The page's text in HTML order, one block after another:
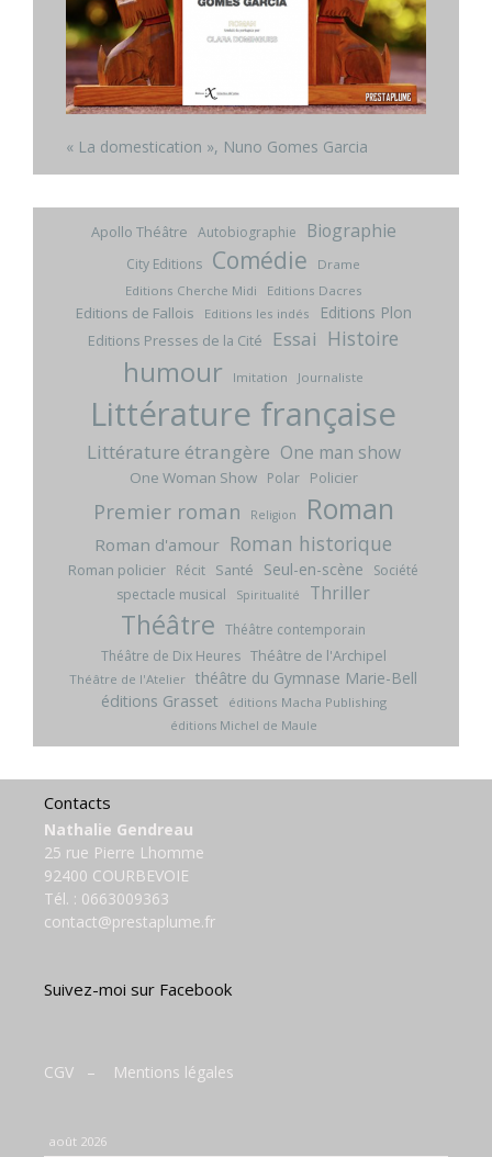
« La domestication », Nuno Gomes Garcia
Apollo Théâtre Autobiographie Biographie
City Editions Comédie
Drame
Editions Cherche Midi
Editions Dacres
Editions de Fallois Editions les indés Editions Plon
Editions Presses de la Cité Essai Histoire
humour Imitation Journaliste
Littérature française
Littérature étrangère One man show
One Woman Show Polar Policier
Premier roman Religion Roman
Roman d'amour Roman historique
Roman policier Récit Santé Seul-en-scène
Société
spectacle musical
Spiritualité Thriller
Théâtre Théâtre contemporain
Théâtre de Dix Heures Théâtre de l'Archipel
Théâtre de l'Atelier théâtre du Gymnase Marie-Bell
éditions Grasset
éditions Macha Publishing
éditions Michel de Maule
Contacts
Nathalie Gendreau
25 rue Pierre Lhomme
92400 COURBEVOIE
Tél. : 0663009363
contact@prestaplume.fr
Suivez-moi sur Facebook
CGV – Mentions légales
août 2026